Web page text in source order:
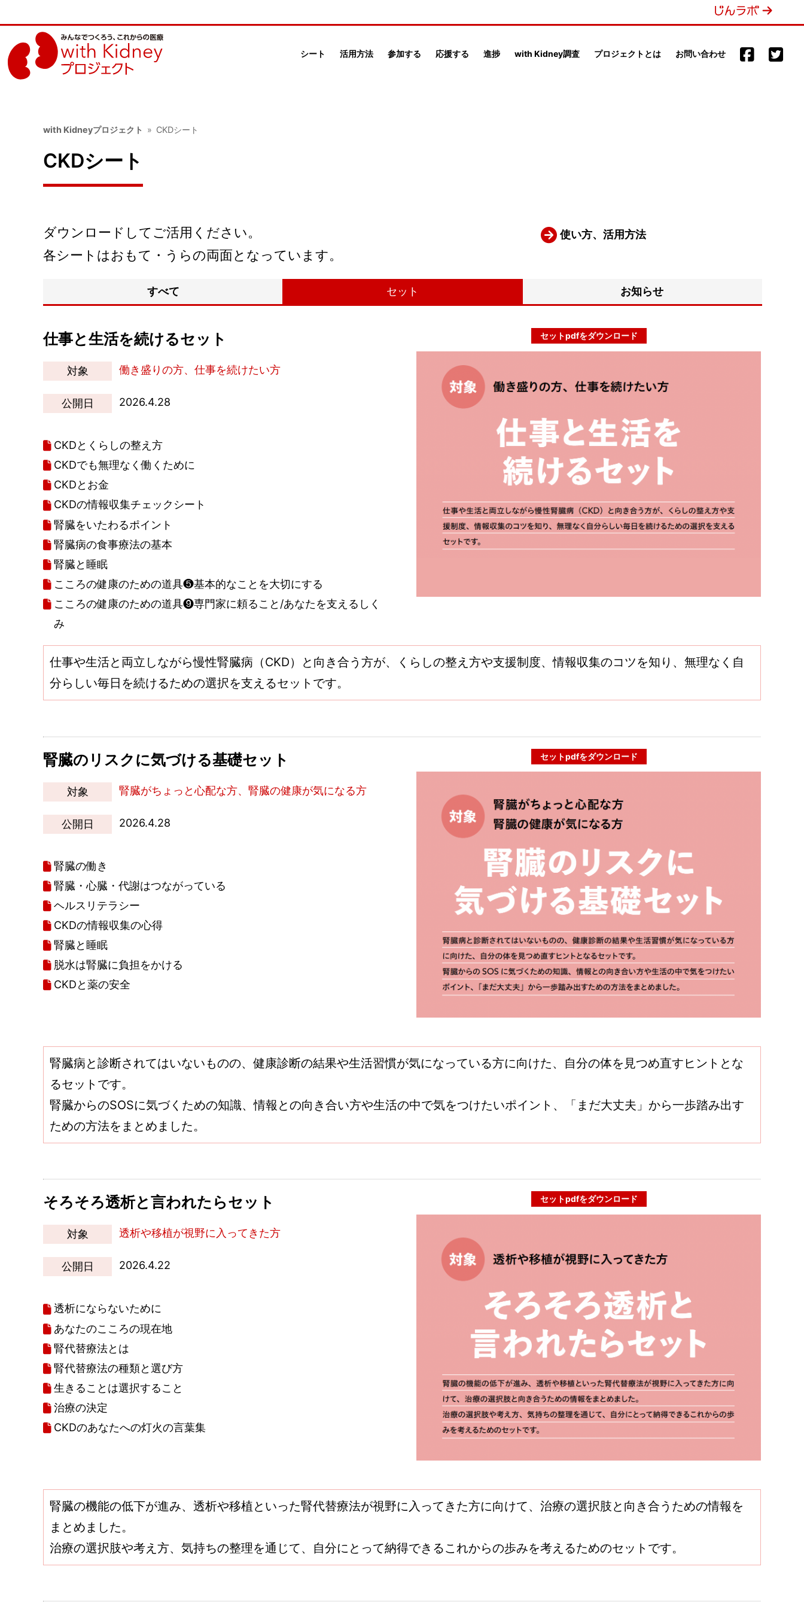
シート 活用方法 参加する 応援する 進捗 with Kidney調査 プロジェクトとは お問い合わせ
with Kidneyプロジェクト CKDシート
CKDシート
ダウンロードしてご活用ください。
各シートはおもて・うらの両面となっています。
使い方、活用方法
すべて セット お知らせ
仕事と生活を続けるセット
対象 働き盛りの方、仕事を続けたい方
公開日 2026.4.28
CKDとくらしの整え方
CKDでも無理なく働くために
CKDとお金
CKDの情報収集チェックシート
腎臓をいたわるポイント
腎臓病の食事療法の基本
腎臓と睡眠
こころの健康のための道具❺基本的なことを大切にする
こころの健康のための道具❾専門家に頼ること/あなたを支えるしく
み
セットpdfをダウンロード
仕事や生活と両立しながら慢性腎臓病（CKD）と向き合う方が、くらしの整え方や支援制度、情報収集のコツを知り、無理なく自
分らしい毎日を続けるための選択を支えるセットです。
腎臓のリスクに気づける基礎セット
対象 腎臓がちょっと心配な方、腎臓の健康が気になる方
公開日 2026.4.28
腎臓の働き
腎臓・心臓・代謝はつながっている
ヘルスリテラシー
CKDの情報収集の心得
腎臓と睡眠
脱水は腎臓に負担をかける
CKDと薬の安全
セットpdfをダウンロード
腎臓病と診断されてはいないものの、健康診断の結果や生活習慣が気になっている方に向けた、自分の体を見つめ直すヒントとな
るセットです。
腎臓からのSOSに気づくための知識、情報との向き合い方や生活の中で気をつけたいポイント、「まだ大丈夫」から一歩踏み出す
ための方法をまとめました。
そろそろ透析と言われたらセット
対象 透析や移植が視野に入ってきた方
公開日 2026.4.22
透析にならないために
あなたのこころの現在地
腎代替療法とは
腎代替療法の種類と選び方
生きることは選択すること
治療の決定
CKDのあなたへの灯火の言葉集
セットpdfをダウンロード
腎臓の機能の低下が進み、透析や移植といった腎代替療法が視野に入ってきた方に向けて、治療の選択肢と向き合うための情報を
まとめました。
治療の選択肢や考え方、気持ちの整理を通じて、自分にとって納得できるこれからの歩みを考えるためのセットです。